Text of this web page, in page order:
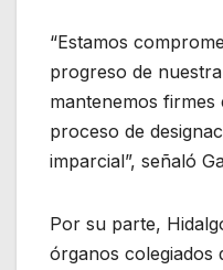
“Estamos
progreso de
mantenemos
proceso de
imparcial”, señaló
Por su parte,
órganos colegiados